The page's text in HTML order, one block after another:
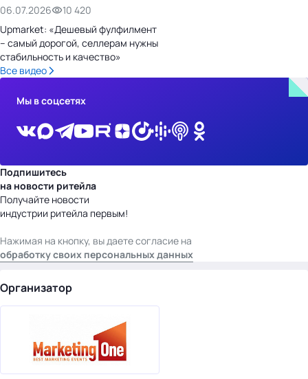
06.07.2026
10 420
Upmarket: «Дешевый фулфилмент
– самый дорогой, селлерам нужны
стабильность и качество»
Все видео
Мы в соцсетях
Подпишитесь
на новости ритейла
Получайте новости
индустрии ритейла первым!
Нажимая на кнопку, вы даете согласие на
обработку своих персональных данных
Организатор